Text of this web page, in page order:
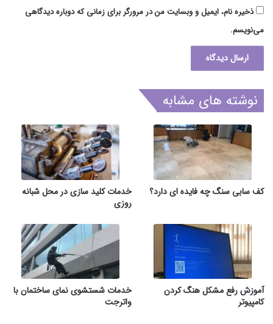
ذخیره نام، ایمیل و وبسایت من در مرورگر برای زمانی که دوباره دیدگاهی
می‌نویسم.
نوشته های مشابه
کف سابی سنگ چه فایده ای دارد؟
خدمات کلید سازی در محل شبانه
روزی
آموزش رفع مشکل هنگ کردن
کامپیوتر
خدمات شستشوی نمای ساختمان با
واترجت